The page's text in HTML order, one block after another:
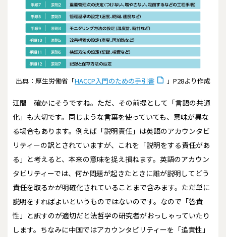
出典：厚生労働省「HACCP入門のための手引書 」P28より作成
江間 確かにそうですね。ただ、その前提として「言語の共通
化」も大切です。同じような言葉を使っていても、意味が異な
る場合もあります。例えば「説明責任」は英語のアカウンタビ
リティーの訳とされていますが、これを「説明をする責任があ
る」と考えると、本来の意味を捉え損ねます。英語のアカウン
タビリティーでは、何か問題が起きたときに誰が説明してどう
責任を取るかが明確化されていることまで含みます。ただ単に
説明をすればよいというものではないのです。なので「答責
性」と訳すのが適切だと法哲学の研究者がおっしゃっていたり
します。ちなみに中国ではアカウンタビリティーを「追責性」